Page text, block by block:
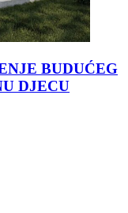
BUDUĆEG
DJECU